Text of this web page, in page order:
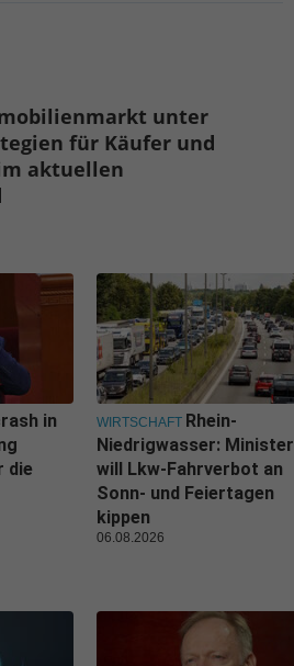
unter
für Käufer und
aktuellen
in
die
WIRTSCHAFT Rhein-
Niedrigwasser: Minister
will Lkw-Fahrverbot an
Sonn- und Feiertagen
kippen
06.08.2026